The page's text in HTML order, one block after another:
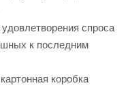
спроса
к последним
коробка